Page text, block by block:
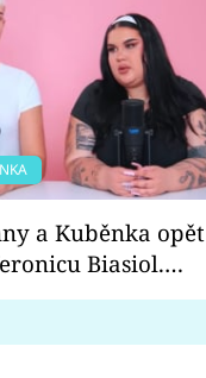
a Kuběnka opět
Biasiol.
nich falešná a